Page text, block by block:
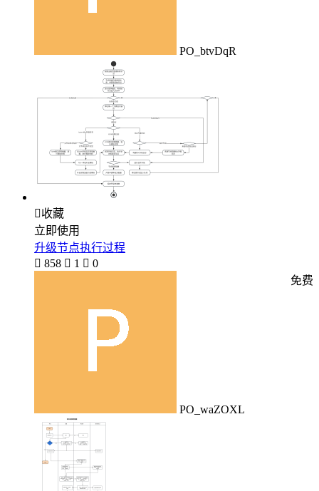
PO_btvDqR
收藏
立即使用
升级节点执行过程
 858  1  0
PO_waZOXL
免费